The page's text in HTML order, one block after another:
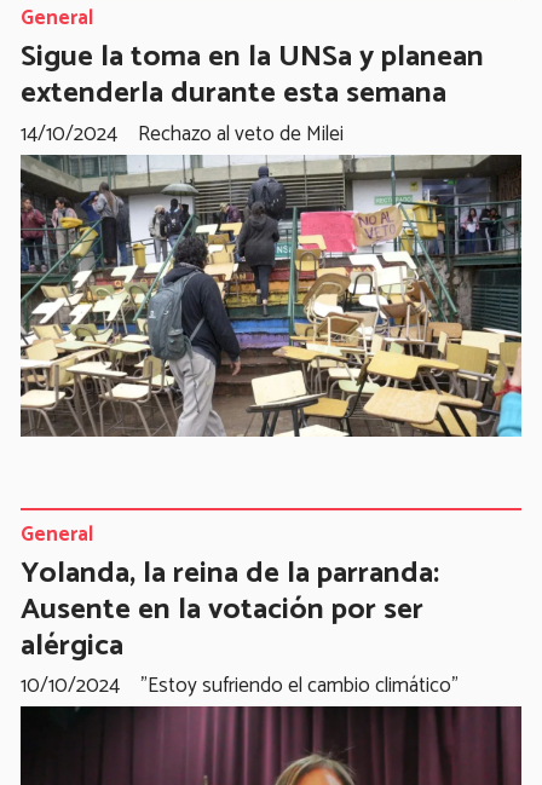
Sigue la toma en la UNSa y planean
extenderla durante esta semana
Rechazo al veto de Milei
General
14/10/2024
Yolanda, la reina de la parranda:
Ausente en la votación por ser
alérgica
"Estoy sufriendo el cambio climático”
General
10/10/2024